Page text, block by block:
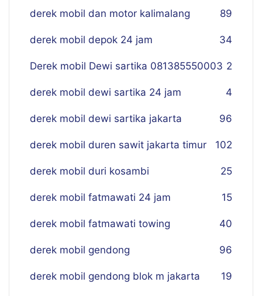
derek mobil dan motor kalimalang 89
derek mobil depok 24 jam 34
Derek mobil Dewi sartika 081385550003 2
derek mobil dewi sartika 24 jam 4
derek mobil dewi sartika jakarta 96
derek mobil duren sawit jakarta timur 102
derek mobil duri kosambi 25
derek mobil fatmawati 24 jam 15
derek mobil fatmawati towing 40
derek mobil gendong 96
derek mobil gendong blok m jakarta 19